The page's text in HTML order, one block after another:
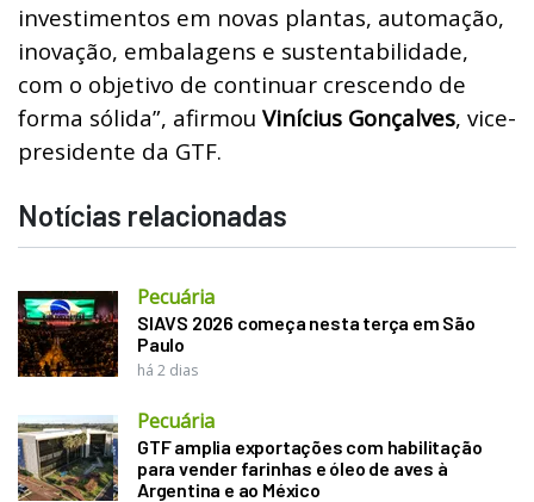
investimentos em novas plantas, automação,
inovação, embalagens e sustentabilidade,
com o objetivo de continuar crescendo de
forma sólida”, afirmou Vinícius Gonçalves, vice-
presidente da GTF.
Notícias relacionadas
Pecuária
SIAVS 2026 começa nesta terça em São
Paulo
há 2 dias
Pecuária
GTF amplia exportações com habilitação
para vender farinhas e óleo de aves à
Argentina e ao México